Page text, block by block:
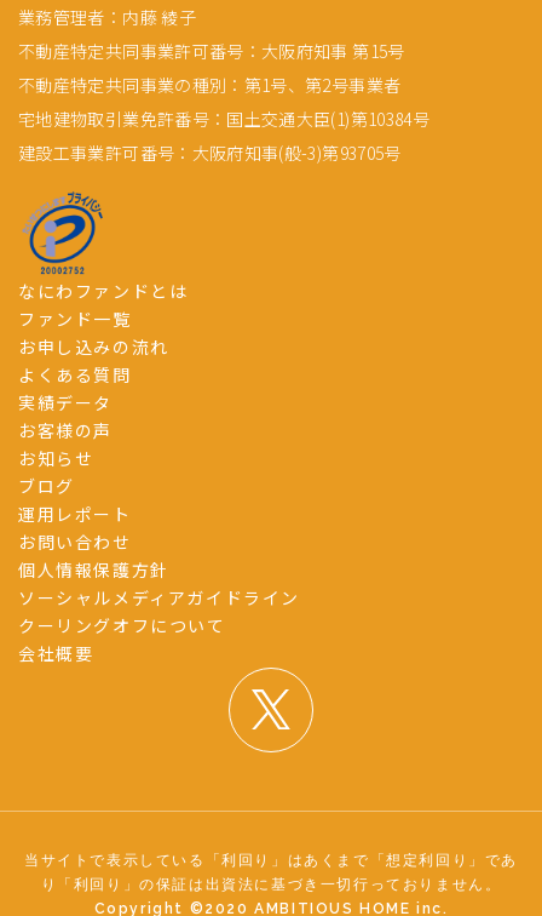
業務管理者：内藤 綾子
不動産特定共同事業許可番号：大阪府知事 第15号
不動産特定共同事業の種別：第1号、第2号事業者
宅地建物取引業免許番号：国土交通大臣(1)第10384号
建設工事業許可番号：大阪府知事(般-3)第93705号
なにわファンドとは
ファンド一覧
お申し込みの流れ
よくある質問
実績データ
お客様の声
お知らせ
ブログ
運用レポート
お問い合わせ
個人情報保護方針
ソーシャルメディアガイドライン
クーリングオフについて
会社概要
当サイトで表示している「利回り」はあくまで「想定利回り」であ
り「利回り」の保証は出資法に基づき一切行っておりません。
Copyright ©︎2020 AMBITIOUS HOME inc.